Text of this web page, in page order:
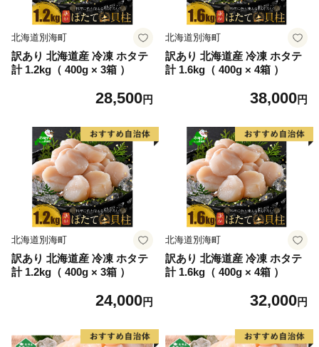
北海道別海町
訳あり 北海道産 冷凍 ホタテ
計 1.2kg（ 400g × 3箱 ）
28,500円
北海道別海町
訳あり 北海道産 冷凍 ホタテ
計 1.6kg（ 400g × 4箱 ）
38,000円
北海道別海町
訳あり 北海道産 冷凍 ホタテ
計 1.2kg（ 400g × 3箱 ）
24,000円
北海道別海町
訳あり 北海道産 冷凍 ホタテ
計 1.6kg（ 400g × 4箱 ）
32,000円